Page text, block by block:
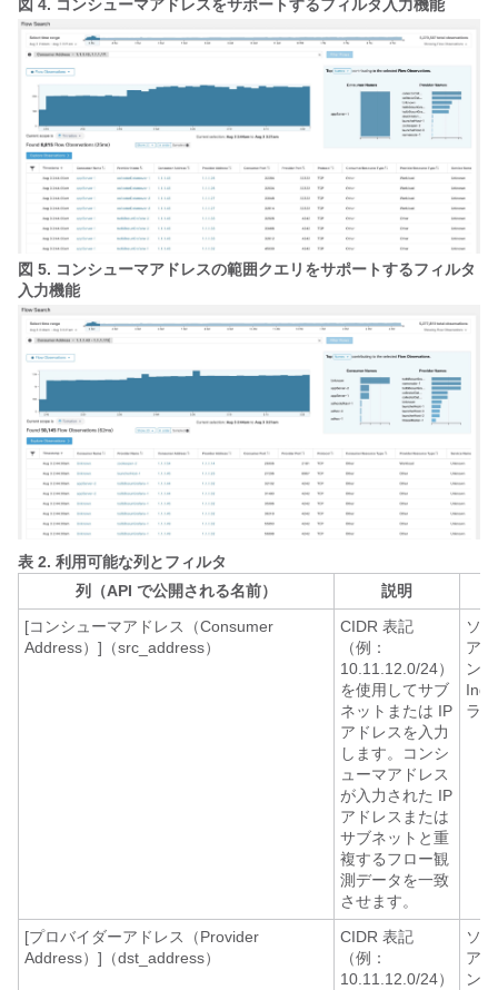
図 4. コンシューマアドレスをサポートするフィルタ入力機能
図 5. コンシューマアドレスの範囲クエリをサポートするフィルタ
入力機能
表 2. 利用可能な列とフィルタ
列（API で公開される名前）
説明
[コンシューマアドレス（Consumer
Address）]（src_address）
CIDR 表記
（例：
10.11.12.0/24）
を使用してサブ
ネットまたは IP
アドレスを入力
します。コンシ
ューマアドレス
が入力された IP
アドレスまたは
サブネットと重
複するフロー観
測データを一致
させます。
ソ
ア
ン
ラ
[プロバイダーアドレス（Provider
Address）]（dst_address）
CIDR 表記
（例：
10.11.12.0/24）
ソ
ア
ン